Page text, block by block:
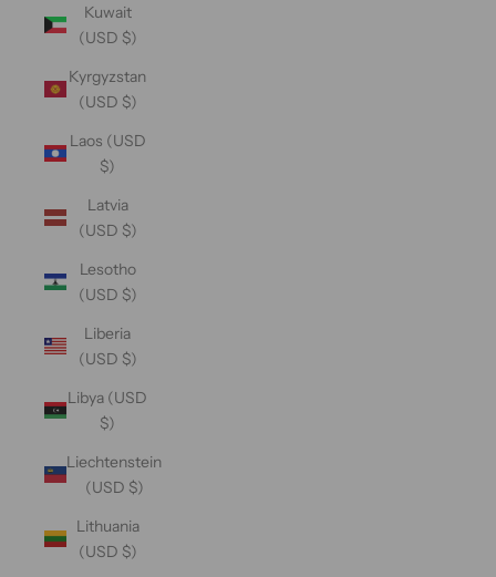
Kuwait
(USD $)
Kyrgyzstan
(USD $)
Laos (USD
$)
Latvia
(USD $)
Lesotho
(USD $)
Liberia
(USD $)
Libya (USD
$)
Liechtenstein
(USD $)
Lithuania
(USD $)